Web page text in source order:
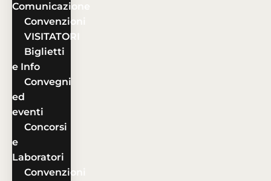
Comunicazione
Convenzioni
VISITATORI
Biglietti
e Info
Convegni
ed
eventi
Concorsi
e
Laboratori
Convenzioni